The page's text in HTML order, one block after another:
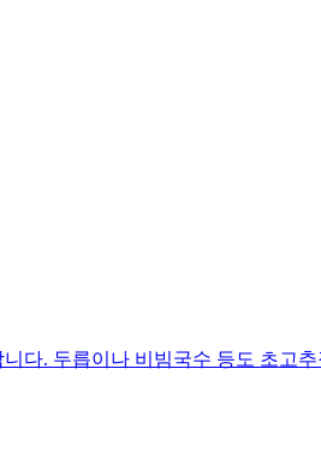
. 두릅이나 비빔국수 등도 초고